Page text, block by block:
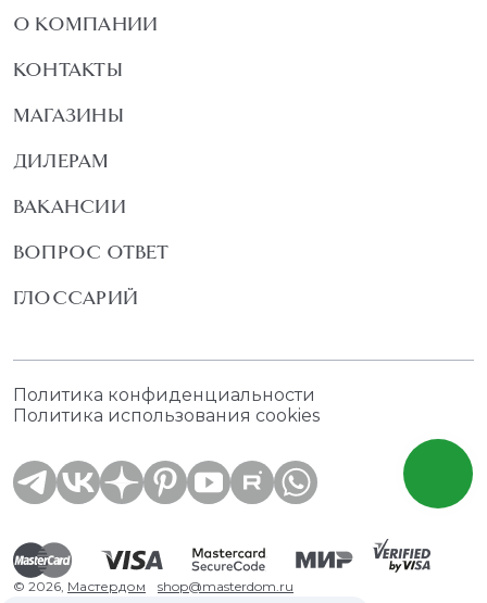
О КОМПАНИИ
КОНТАКТЫ
МАГАЗИНЫ
ДИЛЕРАМ
ВАКАНСИИ
ВОПРОС ОТВЕТ
ГЛОССАРИЙ
Политика конфиденциальности
Политика использования cookies
© 2026, Мастердом shop@masterdom.ru